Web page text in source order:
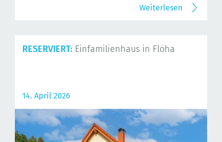
Weiterlesen
RESERVIERT: Einfamilienhaus in Flöha
14. April 2026